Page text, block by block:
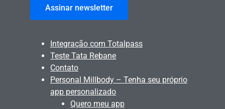
Assinar newsletter
Integração com Totalpass
Teste Tata Rebane
Contato
Personal Millbody – Tenha seu próprio
app personalizado
Quero meu app